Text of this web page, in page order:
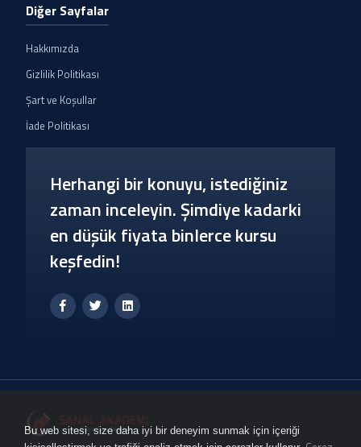
Bu web sitesi, size daha iyi bir deneyim sunmak için içeriği
Diğer Sayfalar
Hakkımızda
Gizlilik Politikası
Şart ve Koşullar
İade Politikası
Herhangi bir konuyu, istediğiniz
zaman inceleyin. Şimdiye kadarki
en düşük fiyata binlerce kursu
keşfedin!